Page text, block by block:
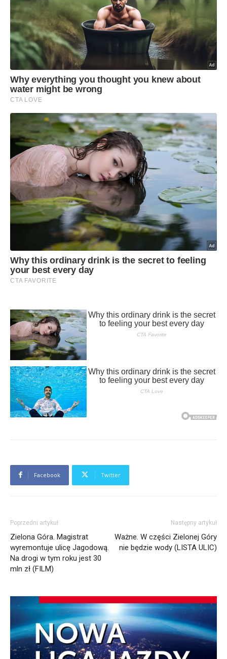
Facebook Twitter
Poprzedni artykuł
Zielona Góra. Magistrat
wyremontuje ulicę Jagodową.
Na drogi w tym roku jest 30
mln zł (FILM)
Następny artykuł
Ważne. W części Zielonej Góry
nie będzie wody (LISTA ULIC)